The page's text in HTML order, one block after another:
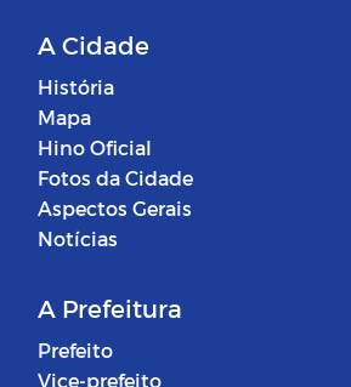
A Cidade
História
Mapa
Hino Oficial
Fotos da Cidade
Aspectos Gerais
Notícias
A Prefeitura
Prefeito
Vice-prefeito